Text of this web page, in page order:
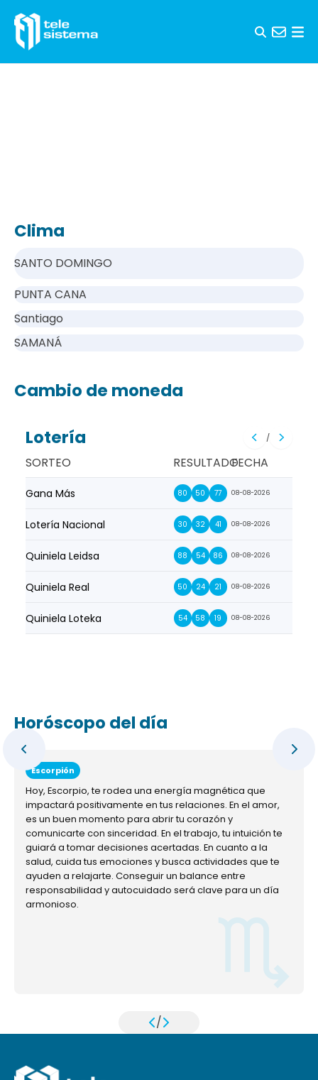
Clima
SANTO DOMINGO
PUNTA CANA
Santiago
SAMANÁ
Cambio de moneda
Lotería /
SORTEO RESULTADOFECHA
Gana Más 80 50 77 08-08-2026
Lotería Nacional 30 32 41 08-08-2026
Quiniela Leidsa 88 54 86 08-08-2026
Quiniela Real 50 24 21 08-08-2026
Quiniela Loteka 54 58 19 08-08-2026
Horóscopo del día
Escorpión
Hoy, Escorpio, te rodea una energía magnética que
impactará positivamente en tus relaciones. En el amor,
es un buen momento para abrir tu corazón y
comunicarte con sinceridad. En el trabajo, tu intuición te
guiará a tomar decisiones acertadas. En cuanto a la
salud, cuida tus emociones y busca actividades que te
ayuden a relajarte. Conseguir un balance entre
responsabilidad y autocuidado será clave para un día
armonioso.
/